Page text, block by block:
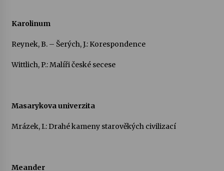
Karolinum
Reynek, B. – Šerých, J.: Korespondence
Wittlich, P.: Malíři české secese
Masarykova univerzita
Mrázek, I.: Drahé kameny starověkých civilizací
Meander